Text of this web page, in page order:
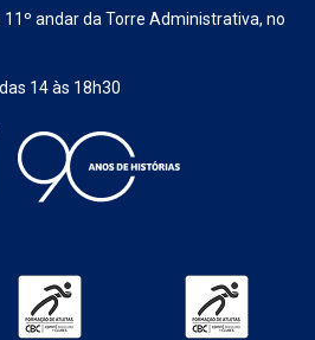
andar da Torre Administrativa, no
14 às 18h30